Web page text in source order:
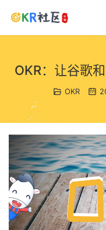
OKR：让谷歌
OKR